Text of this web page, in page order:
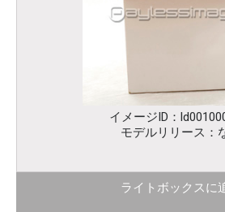
イメージID：
モデルリリース：
ライトボックスに